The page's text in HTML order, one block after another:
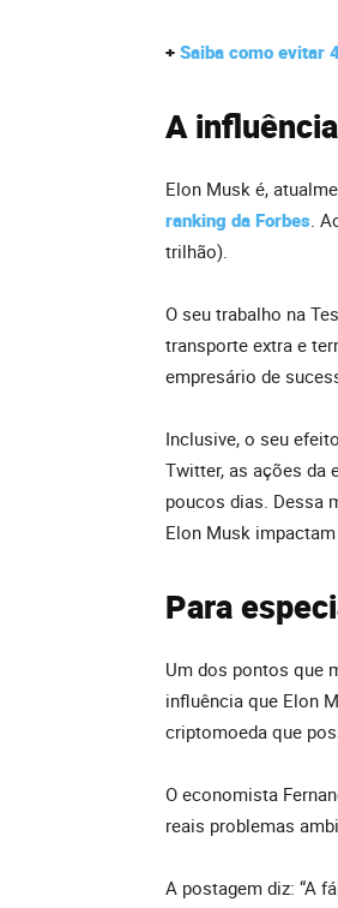
+ Saiba como evitar
A
Elon Musk é,
ranking da Forbes.
trilhão).
O seu trabalho na
transporte extra e
empresário de
Inclusive, o seu
Twitter, as ações da
poucos dias. Dessa
Elon Musk
Para
Um dos pontos que
influência que Elon
criptomoeda que
O economista
reais problemas
A postagem diz: “A